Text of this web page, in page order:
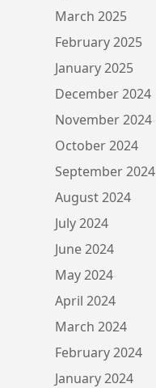
March 2025
February 2025
January 2025
December 2024
November 2024
October 2024
September 2024
August 2024
July 2024
June 2024
May 2024
April 2024
March 2024
February 2024
January 2024